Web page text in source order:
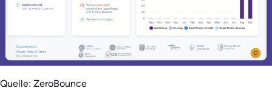
Quelle: ZeroBounce